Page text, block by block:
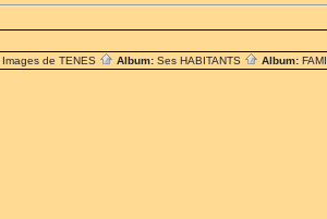
Images de TENES Album: Ses HABITANTS Album: